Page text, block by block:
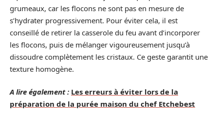
grumeaux, car les flocons ne sont pas en mesure de
s’hydrater progressivement. Pour éviter cela, il est
conseillé de retirer la casserole du feu avant d’incorporer
les flocons, puis de mélanger vigoureusement jusqu’à
dissoudre complètement les cristaux. Ce geste garantit une
texture homogène.
A lire également : Les erreurs à éviter lors de la
préparation de la purée maison du chef Etchebest